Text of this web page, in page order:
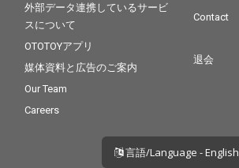
外部データ連携しているサービ
スについて
OTOTOYアプリ
媒体資料と広告のご案内
Our Team
Careers
Contact
退会
言語/Language - English